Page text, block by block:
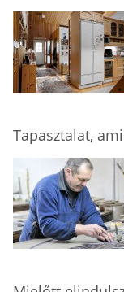
Tapasztalat,